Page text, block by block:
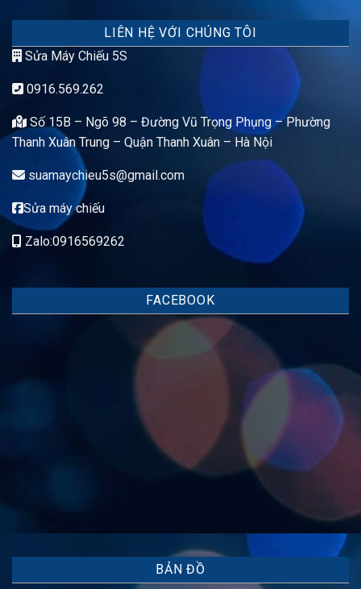
LIÊN HỆ VỚI CHÚNG TÔI
Sửa Máy Chiếu 5S
0916.569.262
Số 15B – Ngõ 98 – Đường Vũ Trọng Phụng – Phường
Thanh Xuân Trung – Quận Thanh Xuân – Hà Nội
suamaychieu5s@gmail.com
Sửa máy chiếu
Zalo:0916569262
FACEBOOK
BẢN ĐỒ